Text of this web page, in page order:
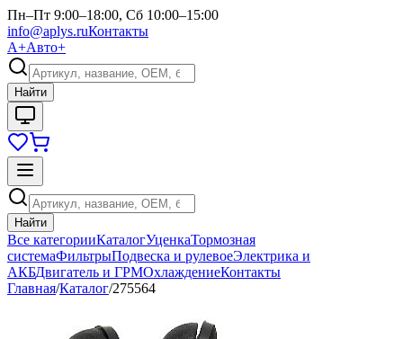
Пн–Пт 9:00–18:00, Сб 10:00–15:00
info@aplys.ruКонтакты
А+Авто+
Найти
Найти
Все категорииКаталогУценкаТормозная
системаФильтрыПодвеска и рулевоеЭлектрика и
АКБДвигатель и ГРМОхлаждениеКонтакты
Главная/Каталог/275564